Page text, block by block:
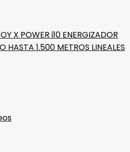
X POWER i10 ENERGIZADOR
HASTA 1.500 METROS LINEALES